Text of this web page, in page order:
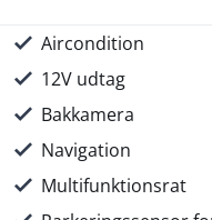
- Aircondition
- Navigation
- Touchskærm
- Multifunktionsrat
- Regnsensor
Aircondition
12V udtag
Bakkamera
Navigation
Multifunktionsrat
Airbag
Regnsensor
Fartpilot
Fartbegrænser
Elruder for